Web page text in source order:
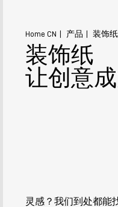
Home CN 产品 装饰纸
装饰纸
让创意
灵感？我们到处都能